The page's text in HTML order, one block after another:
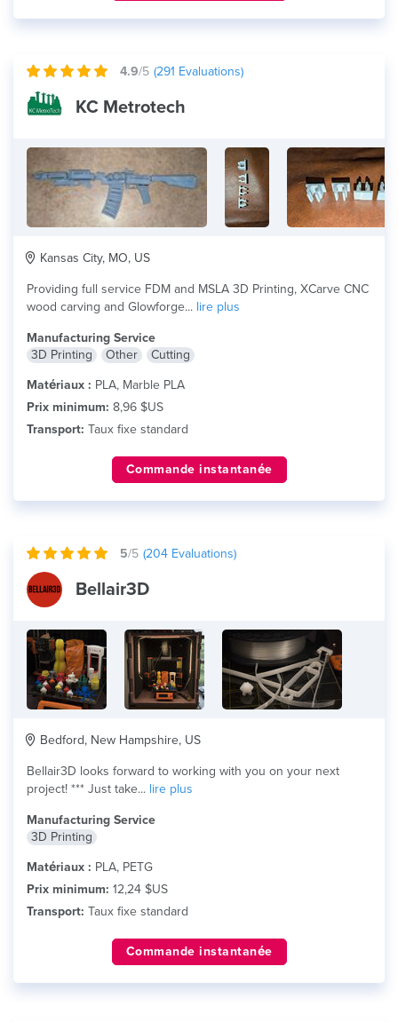
4.9/5 (291 Evaluations)
KC Metrotech
Kansas City, MO, US
Providing full service FDM and MSLA 3D Printing, XCarve CNC
wood carving and Glowforge... lire plus
Manufacturing Service
3D Printing
Other
Cutting
Matériaux : PLA, Marble PLA
Prix minimum: 8,96 $US
Transport: Taux fixe standard
Commande instantanée
5/5 (204 Evaluations)
Bellair3D
Bedford, New Hampshire, US
Bellair3D looks forward to working with you on your next
project! *** Just take... lire plus
Manufacturing Service
3D Printing
Matériaux : PLA, PETG
Prix minimum: 12,24 $US
Transport: Taux fixe standard
Commande instantanée